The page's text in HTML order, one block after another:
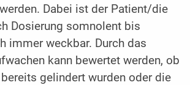
Dabei ist der Patient/die
Dosierung somnolent bis
immer weckbar. Durch das
kann bewertet werden, ob
gelindert wurden oder die